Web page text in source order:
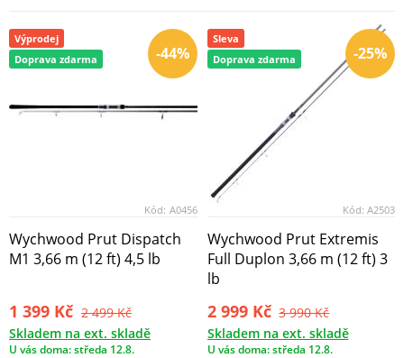
-44%
Výprodej
Doprava zdarma
Kód: A0456
Wychwood Prut Dispatch
M1 3,66 m (12 ft) 4,5 lb
1 399 Kč 2 499 Kč
Skladem na ext. skladě
U vás doma: středa 12.8.
-25%
Sleva
Doprava zdarma
Kód: A2503
Wychwood Prut Extremis
Full Duplon 3,66 m (12 ft) 3
lb
2 999 Kč 3 990 Kč
Skladem na ext. skladě
U vás doma: středa 12.8.